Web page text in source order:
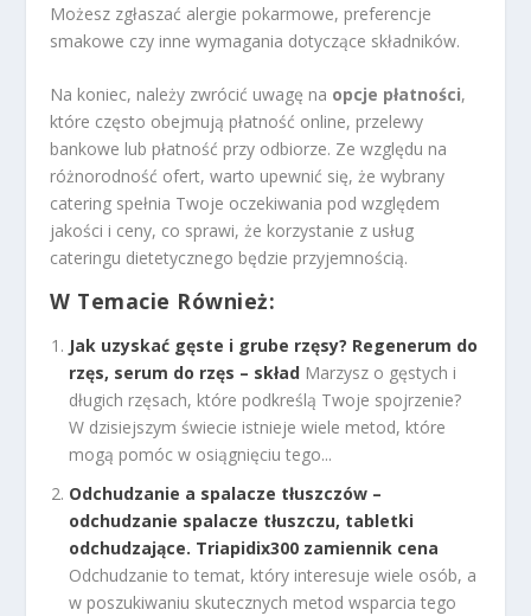
Możesz zgłaszać alergie pokarmowe, preferencje
smakowe czy inne wymagania dotyczące składników.
Na koniec, należy zwrócić uwagę na opcje płatności,
które często obejmują płatność online, przelewy
bankowe lub płatność przy odbiorze. Ze względu na
różnorodność ofert, warto upewnić się, że wybrany
catering spełnia Twoje oczekiwania pod względem
jakości i ceny, co sprawi, że korzystanie z usług
cateringu dietetycznego będzie przyjemnością.
W Temacie Również:
Jak uzyskać gęste i grube rzęsy? Regenerum do
rzęs, serum do rzęs – skład Marzysz o gęstych i
długich rzęsach, które podkreślą Twoje spojrzenie?
W dzisiejszym świecie istnieje wiele metod, które
mogą pomóc w osiągnięciu tego...
Odchudzanie a spalacze tłuszczów –
odchudzanie spalacze tłuszczu, tabletki
odchudzające. Triapidix300 zamiennik cena
Odchudzanie to temat, który interesuje wiele osób, a
w poszukiwaniu skutecznych metod wsparcia tego